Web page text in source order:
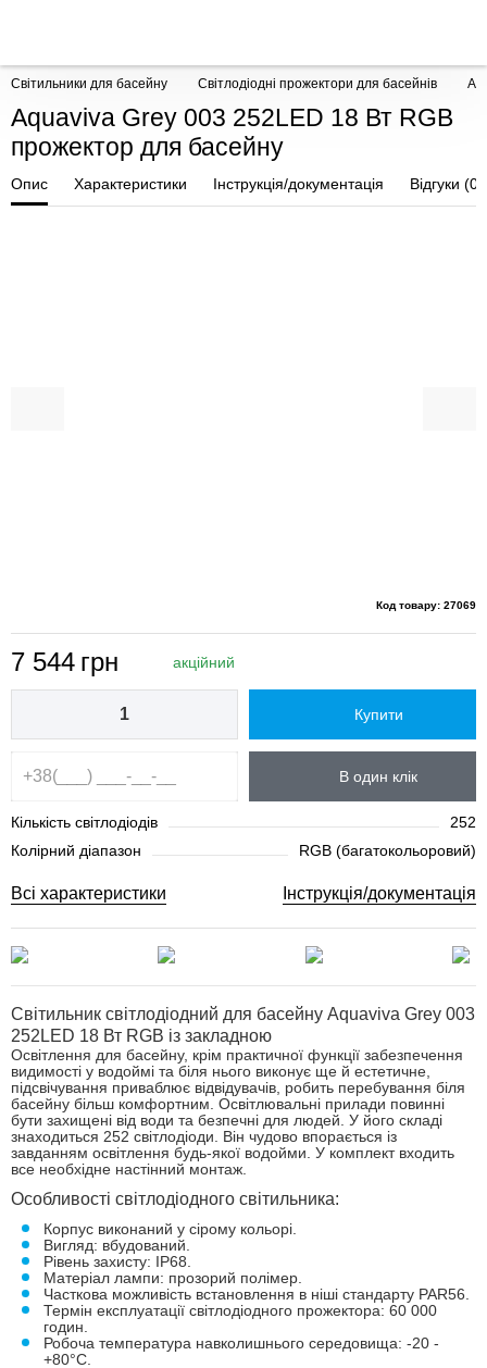
Світильники для басейну Світлодіодні прожектори для басейнів
Aquaviva Grey 003 252LED 18 Вт RGB
прожектор для басейну
Опис Характеристики Інструкція/документація Відгуки (0)
Код товару: 27069
7 544 грн акційний
Купити
В один клік
Кількість світлодіодів
252
Колірний діапазон
RGB (багатокольоровий)
Всі характеристики Інструкція/документація
Світильник світлодіодний для басейну Aquaviva Grey 003
252LED 18 Вт RGB із закладною
Освітлення для басейну, крім практичної функції забезпечення
видимості у водоймі та біля нього виконує ще й естетичне,
підсвічування приваблює відвідувачів, робить перебування біля
басейну більш комфортним. Освітлювальні прилади повинні
бути захищені від води та безпечні для людей. У його складі
знаходиться 252 світлодіоди. Він чудово впорається із
завданням освітлення будь-якої водойми. У комплект входить
все необхідне настінний монтаж.
Особливості світлодіодного світильника:
Корпус виконаний у сірому кольорі.
Вигляд: вбудований.
Рівень захисту: IP68.
Матеріал лампи: прозорий полімер.
Часткова можливість встановлення в ніші стандарту PAR56.
Термін експлуатації світлодіодного прожектора: 60 ​​000
годин.
Робоча температура навколишнього середовища: -20 -
+80°С.